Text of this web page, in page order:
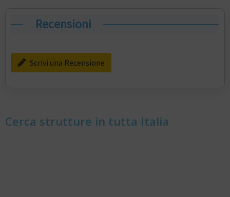
Recensioni
Scrivi una Recensione
Cerca strutture in tutta Italia